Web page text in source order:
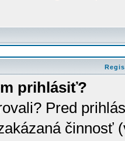
prihlásiť?
Pred
činnosť